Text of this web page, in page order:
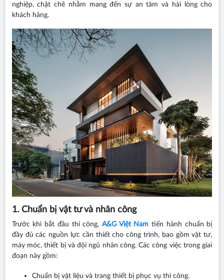
nghiệp, chặt chẽ nhằm mang đến sự an tâm và hài lòng cho
khách hàng.
1. Chuẩn bị vật tư và nhân công
Trước khi bắt đầu thi công, A&G Việt Nam tiến hành chuẩn bị
đầy đủ các nguồn lực cần thiết cho công trình, bao gồm vật tư,
máy móc, thiết bị và đội ngũ nhân công. Các công việc trong giai
đoạn này gồm:
Chuẩn bị vật liệu và trang thiết bị phục vụ thi công.